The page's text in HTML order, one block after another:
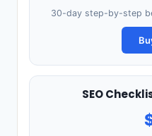
30-day step-by-step
SEO